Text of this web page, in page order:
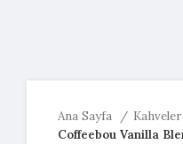
Ana Sayfa Kahveler
Coffeebou Vanilla